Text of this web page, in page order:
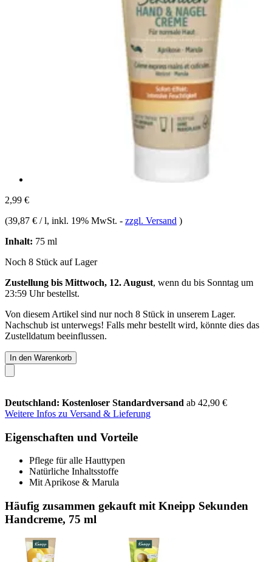
2,99 €
(39,87 € / l, inkl. 19% MwSt. - zzgl. Versand )
Inhalt: 75 ml
Noch 8 Stück auf Lager
Zustellung bis Mittwoch, 12. August, wenn du bis Sonntag um
23:59 Uhrbestellst.
Von diesem Artikel sind nur noch 8 Stück in unserem Lager.
Nachschub ist unterwegs! Falls mehr bestellt wird, könnte dies das
Zustelldatum beeinflussen.
In den Warenkorb
Deutschland: Kostenloser Standardversand ab 42,90 €
Weitere Infos zu Versand & Lieferung
Eigenschaften und Vorteile
Pflege für alle Hauttypen
Natürliche Inhaltsstoffe
Mit Aprikose & Marula
Häufig zusammen gekauft mit Kneipp Sekunden
Handcreme, 75 ml